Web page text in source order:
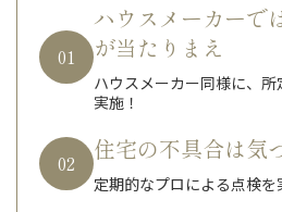
01
ハウスメーカーで
が当たりまえ
ハウスメーカー同様に、
実施！
02 住宅の不具合は気
定期的なプロによる点検を